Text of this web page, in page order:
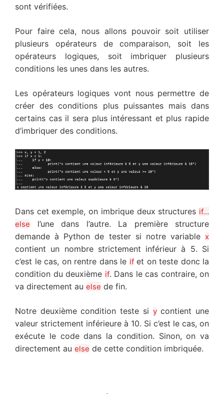
sont vérifiées.
Pour faire cela, nous allons pouvoir soit utiliser
plusieurs opérateurs de comparaison, soit les
opérateurs logiques, soit imbriquer plusieurs
conditions les unes dans les autres.
Les opérateurs logiques vont nous permettre de
créer des conditions plus puissantes mais dans
certains cas il sera plus intéressant et plus rapide
d’imbriquer des conditions.
Dans cet exemple, on imbrique deux structures if…
else l’une dans l’autre. La première structure
demande à Python de tester si notre variable x
contient un nombre strictement inférieur à 5. Si
c’est le cas, on rentre dans le ifet on teste donc la
condition du deuxième if. Dans le cas contraire, on
va directement au else de fin.
Notre deuxième condition teste si ycontient une
valeur strictement inférieure à 10. Si c’est le cas, on
exécute le code dans la condition. Sinon, on va
directement au else de cette condition imbriquée.